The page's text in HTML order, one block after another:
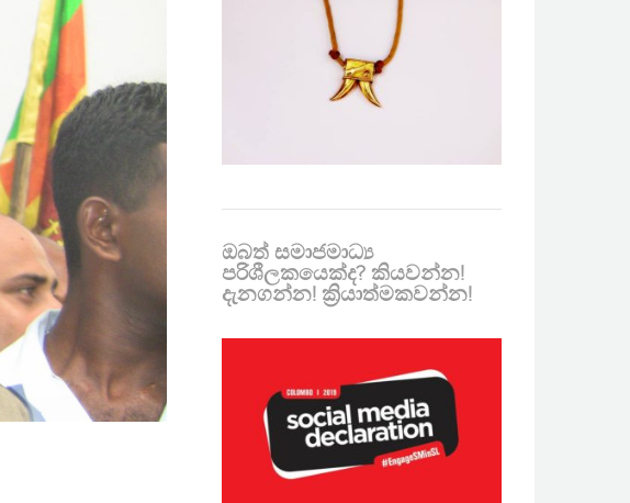
ඔබත් සමාජමාධ්‍ය
පරිශීලකයෙක්ද? කියවන්න!
දැනගන්න! ක්‍රියාත්මකවන්න!